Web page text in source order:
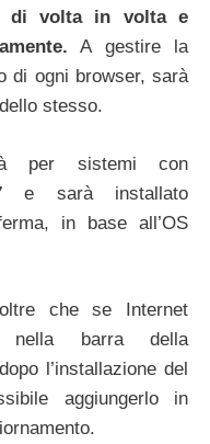
di volta in volta e
A gestire la
di ogni browser, sarà
stesso.
per sistemi con
e sarà installato
in base all’OS
che se Internet
nella barra della
l’installazione del
aggiungerlo in